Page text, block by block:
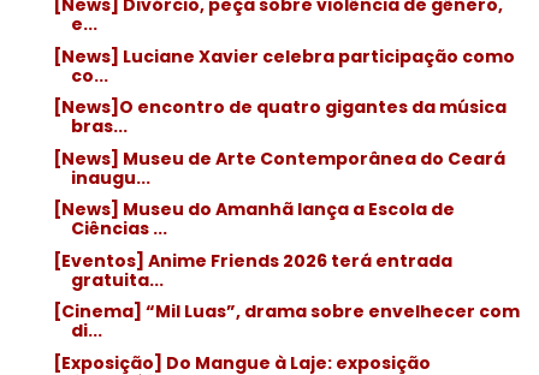
[News] Divórcio, peça sobre violência de gênero,
e...
[News] Luciane Xavier celebra participação como
co...
[News]O encontro de quatro gigantes da música
bras...
[News] Museu de Arte Contemporânea do Ceará
inaugu...
[News] Museu do Amanhã lança a Escola de
Ciências ...
[Eventos] Anime Friends 2026 terá entrada
gratuita...
[Cinema] “Mil Luas”, drama sobre envelhecer com
di...
[Exposição] Do Mangue à Laje: exposição